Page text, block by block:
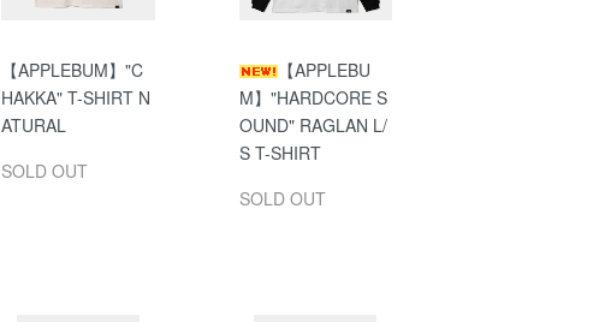
【APPLEBUM】"C
HAKKA" T-SHIRT N
ATURAL
SOLD OUT
【APPLEBU
M】"HARDCORE S
OUND" RAGLAN L/
S T-SHIRT
SOLD OUT